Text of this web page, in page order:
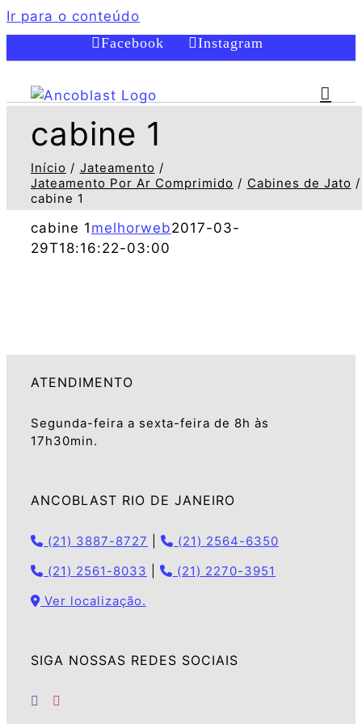
Ir para o conteúdo
Facebook
Instagram
cabine 1
Início
Jateamento
Jateamento Por Ar Comprimido
Cabines de Jato
cabine 1
cabine 1 melhorweb2017-03-
29T18:16:22-03:00
ATENDIMENTO
Segunda-feira a sexta-feira de 8h às
17h30min.
ANCOBLAST RIO DE JANEIRO
(21) 3887-8727
(21) 2564-6350
(21) 2561-8033
(21) 2270-3951
Ver localização.
SIGA NOSSAS REDES SOCIAIS